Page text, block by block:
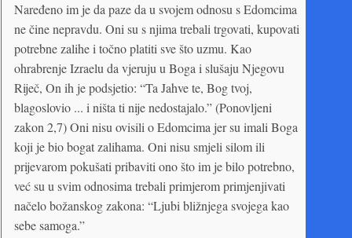
Naređeno im je da paze da u svojem odnosu s Edomcima
ne čine nepravdu. Oni su s njima trebali trgovati, kupovati
potrebne zalihe i točno platiti sve što uzmu. Kao
ohrabrenje Izraelu da vjeruju u Boga i slušaju Njegovu
Riječ, On ih je podsjetio: “Ta Jahve te, Bog tvoj,
blagoslovio ... i ništa ti nije nedostajalo.” (Ponovljeni
zakon 2,7) Oni nisu ovisili o Edomcima jer su imali Boga
koji je bio bogat zalihama. Oni nisu smjeli silom ili
prijevarom pokušati pribaviti ono što im je bilo potrebno,
već su u svim odnosima trebali primjerom primjenjivati
načelo božanskog zakona: “Ljubi bližnjega svojega kao
sebe samoga.”